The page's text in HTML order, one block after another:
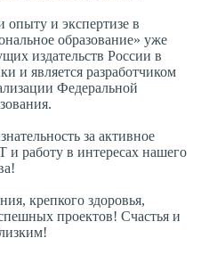
опыту и экспертизе в
образование» уже
издательств России в
и является разработчиком
Федеральной
за активное
работу в интересах нашего
крепкого здоровья,
проектов! Счастья и